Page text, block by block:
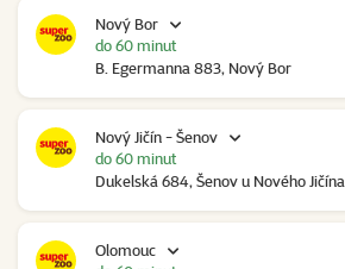
Nový Bor
B. Egermanna 883, Nový Bor
do 60 minut
Nový Jičín - Šenov
Dukelská 684, Šenov u Nového Jičína
do 60 minut
Olomouc